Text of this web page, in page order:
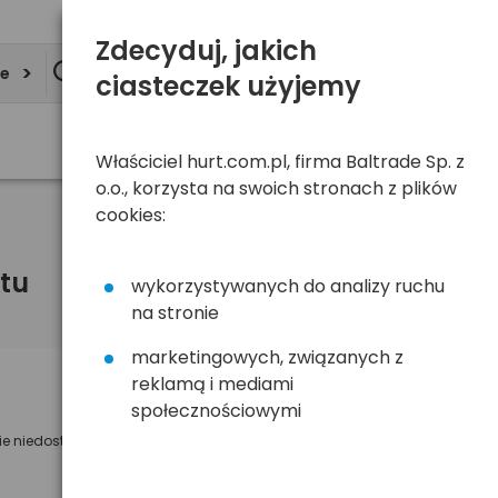
niedostępny
Powiadom mnie o dostępności
Zdecyduj, jakich
ciasteczek użyjemy
Właściciel hurt.com.pl, firma Baltrade Sp. z
o.o., korzysta na swoich stronach z plików
cookies:
wykorzystywanych do analizy ruchu
na stronie
marketingowych, związanych z
reklamą i mediami
społecznościowymi